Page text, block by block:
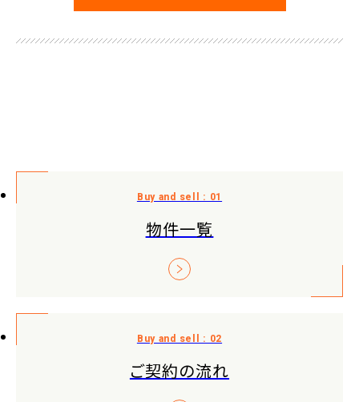
物件一覧
ご契約の流れ